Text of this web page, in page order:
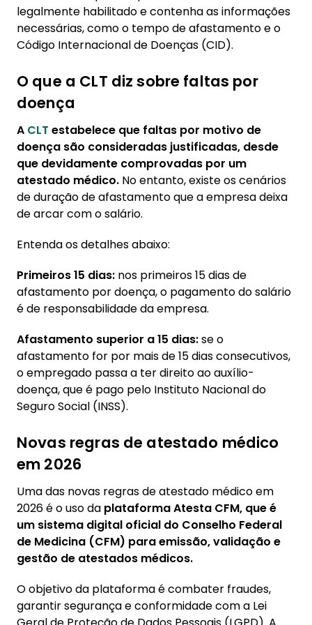
legalmente habilitado e contenha as informações
necessárias, como o tempo de afastamento e o
Código Internacional de Doenças (CID).
O que a CLT diz sobre faltas por
doença
A CLT estabelece que faltas por motivo de
doença são consideradas justificadas, desde
que devidamente comprovadas por um
atestado médico. No entanto, existe os cenários
de duração de afastamento que a empresa deixa
de arcar com o salário.
Entenda os detalhes abaixo:
Primeiros 15 dias: nos primeiros 15 dias de
afastamento por doença, o pagamento do salário
é de responsabilidade da empresa.
Afastamento superior a 15 dias:se o
afastamento for por mais de 15 dias consecutivos,
o empregado passa a ter direito ao auxílio-
doença, que é pago pelo Instituto Nacional do
Seguro Social (INSS).
Novas regras de atestado médico
em 2026
Uma das novas regras de atestado médico em
2026 é o uso da plataforma Atesta CFM, que é
um sistema digital oficial do Conselho Federal
de Medicina (CFM) para emissão, validação e
gestão de atestados médicos.
O objetivo da plataforma é combater fraudes,
garantir segurança e conformidade com a Lei